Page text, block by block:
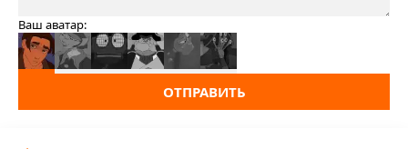
Ваш аватар:
ОТПРАВИТЬ